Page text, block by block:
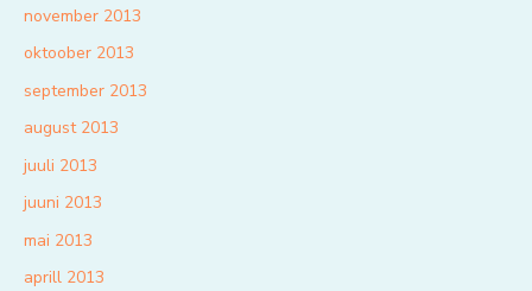
november 2013
oktoober 2013
september 2013
august 2013
juuli 2013
juuni 2013
mai 2013
aprill 2013